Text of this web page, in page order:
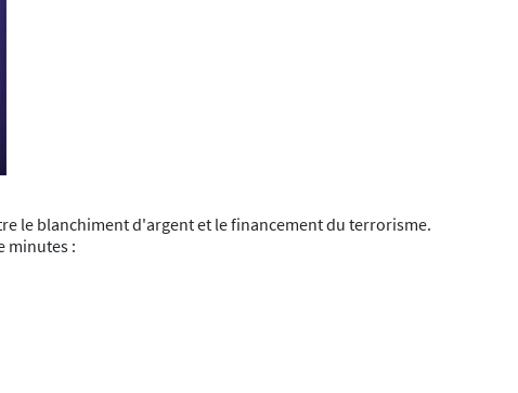
le blanchiment d'argent et le financement du terrorisme.
minutes :